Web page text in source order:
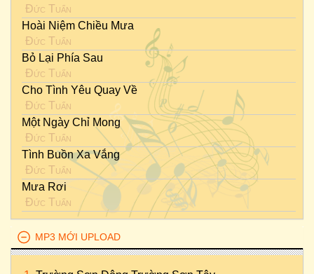
Đức Tuấn
Hoài Niệm Chiều Mưa
Đức Tuấn
Bỏ Lại Phía Sau
Đức Tuấn
Cho Tình Yêu Quay Về
Đức Tuấn
Một Ngày Chỉ Mong
Đức Tuấn
Tình Buồn Xa Vắng
Đức Tuấn
Mưa Rơi
Đức Tuấn
MP3 MỚI UPLOAD